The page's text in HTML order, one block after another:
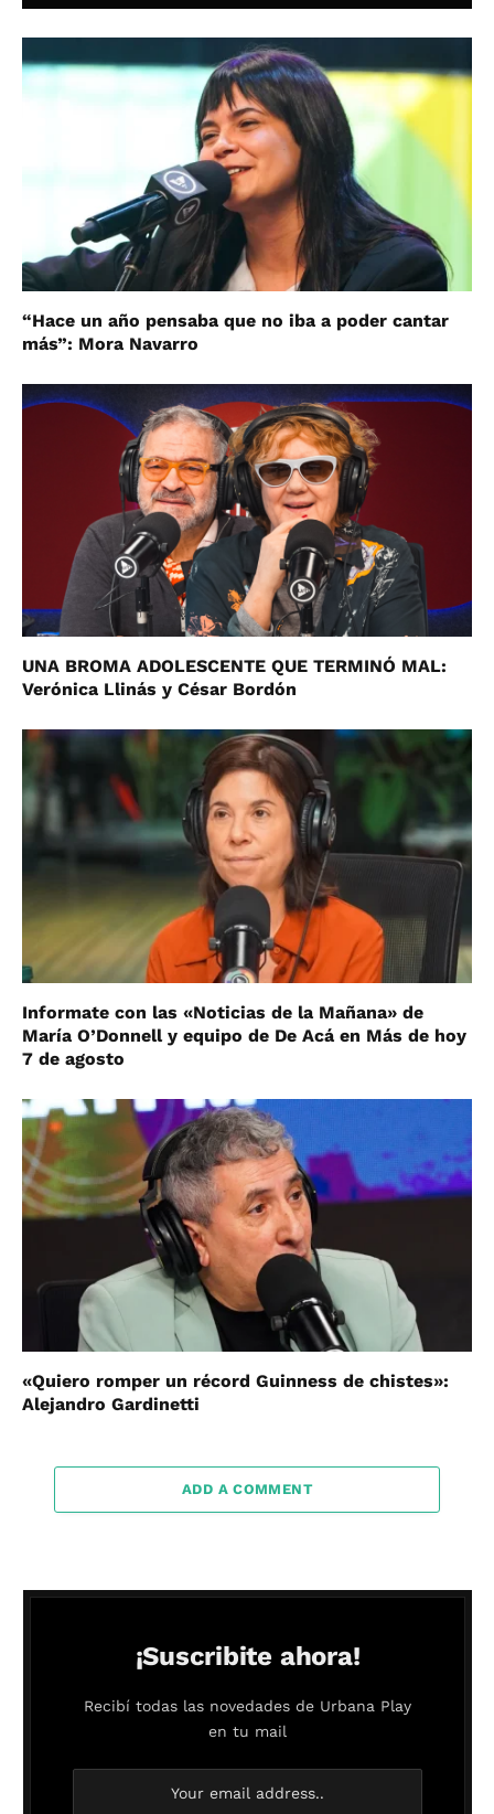
“Hace un año pensaba que no iba a poder cantar
más”: Mora Navarro
UNA BROMA ADOLESCENTE QUE TERMINÓ MAL:
Verónica Llinás y César Bordón
Informate con las «Noticias de la Mañana» de
María O’Donnell y equipo de De Acá en Más de hoy
7 de agosto
«Quiero romper un récord Guinness de chistes»:
Alejandro Gardinetti
ADD A COMMENT
¡Suscribite ahora!
Recibí todas las novedades de Urbana Play
en tu mail